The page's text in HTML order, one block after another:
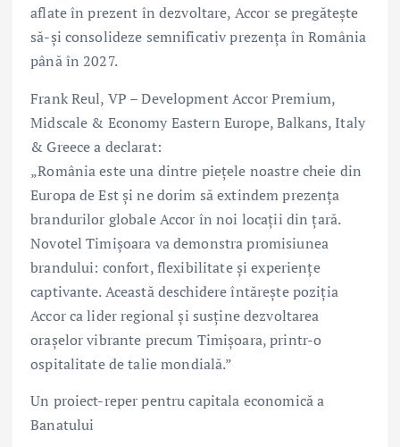
aflate în prezent în dezvoltare, Accor se pregătește
să-și consolideze semnificativ prezența în România
până în 2027.
Frank Reul, VP – Development Accor Premium,
Midscale & Economy Eastern Europe, Balkans, Italy
& Greece a declarat:
„România este una dintre piețele noastre cheie din
Europa de Est și ne dorim să extindem prezența
brandurilor globale Accor în noi locații din țară.
Novotel Timișoara va demonstra promisiunea
brandului: confort, flexibilitate și experiențe
captivante. Această deschidere întărește poziția
Accor ca lider regional și susține dezvoltarea
orașelor vibrante precum Timișoara, printr-o
ospitalitate de talie mondială.”
Un proiect-reper pentru capitala economică a
Banatului